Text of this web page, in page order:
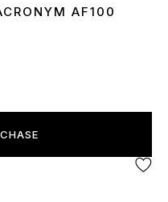
AF100